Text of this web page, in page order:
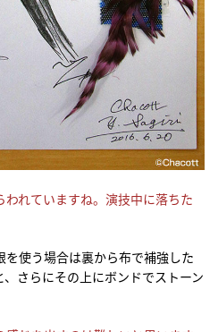
れていますね。演技中に落ちた
使う場合は裏から布で補強した
さらにその上にボンドでストーン